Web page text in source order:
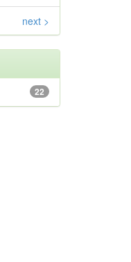
next >
22